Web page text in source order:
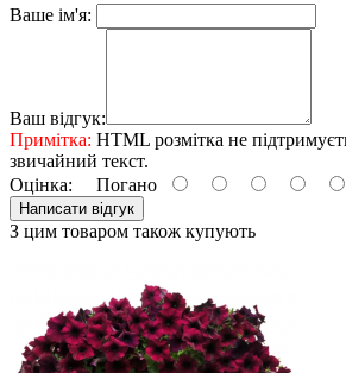
Ваше ім'я:
Ваш відгук:
Примітка: HTML розмітка не
звичайний текст.
Оцінка: Погано
Написати відгук
З цим товаром також купують